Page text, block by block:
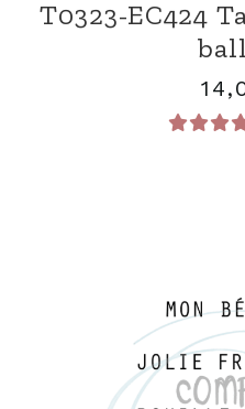
T0323-EC424